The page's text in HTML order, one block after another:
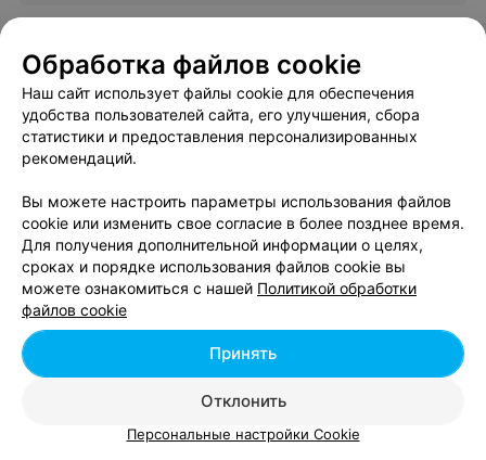
дружелюбно!
СЕТЬ САЛОНОВ КРАСОТЫ
Мильфей
Минск, ул. Петра Мстиславца, 11
Сеть салонов красоты со стильным интерьером и
широким спектром бьюти-услуг для женщин, мужчин и
Обработка файлов cookie
Наш сайт использует файлы cookie для обеспечения
удобства пользователей сайта, его улучшения, сбора
статистики и предоставления персонализированных
рекомендаций.
Вы можете настроить параметры использования файлов
cookie или изменить свое согласие в более позднее время.
Для получения дополнительной информации о целях,
сроках и порядке использования файлов cookie вы
можете ознакомиться с нашей Политикой обработки
файлов cookie
Отклонить
Принять
Персональные настройки Cookie